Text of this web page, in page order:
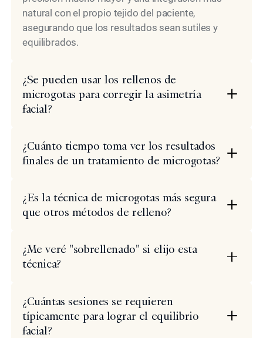
natural con el propio tejido del paciente,
asegurando que los resultados sean sutiles y
equilibrados.
¿Se pueden usar los rellenos de
microgotas para corregir la asimetría
facial?
¿Cuánto tiempo toma ver los resultados
finales de un tratamiento de microgotas?
¿Es la técnica de microgotas más segura
que otros métodos de relleno?
¿Me veré "sobrellenado" si elijo esta
técnica?
¿Cuántas sesiones se requieren
típicamente para lograr el equilibrio
facial?